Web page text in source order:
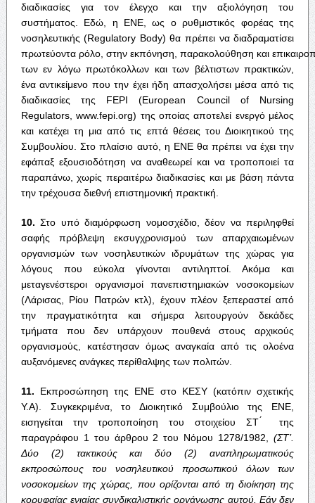
διαδικασίες για τον έλεγχο και την αξιολόγηση του
συστήματος. Εδώ, η ΕΝΕ, ως ο ρυθμιστικός φορέας της
νοσηλευτικής (Regulatory Βody) θα πρέπει να διαδραματίσει
πρωτεύοντα ρόλο, στην εκπόνηση, παρακολούθηση και
των εν λόγω πρωτόκολλων και των βέλτιστων πρακτικών,
ένα αντικείμενο που την έχει ήδη απασχολήσει μέσα από τις
διαδικασίες της FEPI (European Council of Nursing
Regulators, www.fepi.org) της οποίας αποτελεί ενεργό μέλος
και κατέχει τη μια από τις επτά θέσεις του Διοικητικού της
Συμβουλίου. Στο πλαίσιο αυτό, η ΕΝΕ θα πρέπει να έχει την
εφάπαξ εξουσιοδότηση να αναθεωρεί και να τροποποιεί τα
παραπάνω, χωρίς περαιτέρω διαδικασίες και με βάση πάντα
την τρέχουσα διεθνή επιστημονική πρακτική.
10.Στο υπό διαμόρφωση νομοσχέδιο, δέον να περιληφθεί
σαφής πρόβλεψη εκσυγχρονισμού των απαρχαιωμένων
οργανισμών των νοσηλευτικών ιδρυμάτων της χώρας για
λόγους που εύκολα γίνονται αντιληπτοί. Ακόμα και
μεταγενέστεροι οργανισμοί πανεπιστημιακών νοσοκομείων
(Λάρισας, Ρίου Πατρών κτλ), έχουν πλέον ξεπεραστεί από
την πραγματικότητα και σήμερα λειτουργούν δεκάδες
τμήματα που δεν υπάρχουν πουθενά στους αρχικούς
οργανισμούς, κατέστησαν όμως αναγκαία από τις ολοένα
αυξανόμενες ανάγκες περίθαλψης των πολιτών.
11. Εκπροσώπηση της ΕΝΕ στο ΚΕΣΥ (κατόπιν σχετικής
Υ.Α). Συγκεκριμένα, το Διοικητικό Συμβούλιο της ΕΝΕ,
εισηγείται την τροποποίηση του στοιχείου ΣΤ ́ της
παραγράφου 1 του άρθρου 2 του Νόμου 1278/1982,(ΣΤ’.
Δύο (2) τακτικούς και δύο (2) αναπληρωματικούς
εκπροσώπους του νοσηλευτικού προσωπικού όλων των
νοσοκομείων της χώρας, που ορίζονται από τη διοίκηση της
κορυφαίας ενιαίας συνδικαλιστικής οργάνωσης αυτού. Εάν δεν